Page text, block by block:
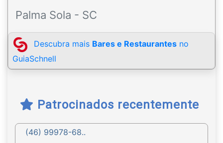
Palma Sola - SC
Descubra mais Bares e Restaurantes no
GuiaSchnell
Patrocinados recentemente
(46) 99978-68..